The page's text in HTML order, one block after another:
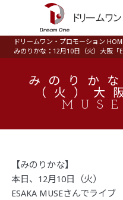
ドリームワン・プロモーション
みのりかな：12月10日（火）大阪「
みのりか
（火）
MUSE
【みのりかな】
本日、12月10日（火）
ESAKA MUSEさんでライブ